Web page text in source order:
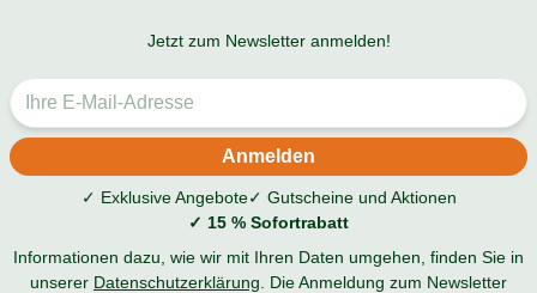
Jetzt zum Newsletter anmelden!
✓ Exklusive Angebote✓ Gutscheine und Aktionen
✓ 15 % Sofortrabatt
Informationen dazu, wie wir mit Ihren Daten umgehen, finden Sie in
unserer Datenschutzerklärung . Die Anmeldung zum Newsletter